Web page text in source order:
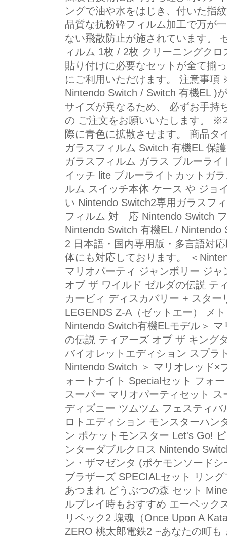
ングで油や水をはじき、付いた指
品質な抗粉砕フィルム加工で万が
ない飛散防止が施されています。
ィルム 1枚 / 2枚 クリーニングク
貼り付けに必要なセットが全て揃
にご利用いただけます。 注意事
Nintendo Switch / Switch 有機EL )
サイズが異なるため、 必ずお手持
の ご注文をお願いいたします。 ※
際に青色に拡散させます。 商品タ
ガラスフィルム Switch 有機EL 保
ガラスフィルム ガラス ブルーラ
イッチ lite ブルーライトカットガ
ルム スイッチ本体 ケース や ジョ
い Nintendo Switch2専用ガラスフ
フィルム 対 応 Nintendo Switch
Nintendo Switch 有機EL /
2 日本語・国内専用版・多言語対
体にも対応しております。 ＜
マリオパーティ ジャンボリー ジ
オブ ザ ワイルド ゼルダの伝説 テ
カービィ ディスカバリー + スター
LEGENDS Z-A（ゼットエー） メ
Nintendo Switch有機ELモデル＞
の伝説 ティアーズ オブ ザ キング
バイオレットエディション スプラ
Nintendo Switch ＞ マリオレッド×
ォートナイト Specialセット フォ
スーパー マリオパーティセット
ディズニー ツムツム フェスティ
ロトエディション モンスターハン
ン ポケットモンスター Let's Go!
ンターダブルクロス Nintendo
ン・ザマゼンタ (ポケモンソード
ブラザーズ SPECIALセット リン
あつまれ どうぶつの森 セット
ルプレイ時もおすすめ エーペック
リペック2 塊魂（Once Upon A
ZERO 桃太郎電鉄2 ~あなたの町